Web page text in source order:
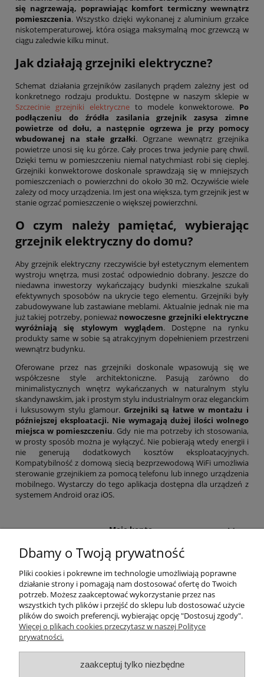
się nagrzewają, poprawiając komfort termiczny wewnątrz
pomieszczenia. Wszystko dzięki wykonanej z aluminium grzałce
niskotemperaturowej, która osiąga maksymalną moc grzewczą w
ciągu zaledwie kilku minut.
Jak działają grzejniki elektryczne?
Schemat działania grzejników zasilanych prądem zależny jest od
konkretnego rodzaju produktu. Dostępne w naszym sklepie w
Szczecinie grzejniki elektryczneto modele konwektorowe. Po
podłączeniu do źródła zasilania grzejnik zasysa zimne
powietrze od dołu, a następnie ogrzewa je przy pomocy
wbudowanej na stałe grzałki. Ogrzane wewnątrz grzejnika
powietrze unosi się ku górze. Cały proces trwa jedynie parę chwil.
Dzięki temu w pomieszczeniu niemal natychmiast robi się cieplej.
Grzejniki konwektorowe doskonale sprawdzają się w mniejszych
pomieszczeniach o powierzchni do około 30 m2. Oczywiście wiele
zależy od mocy urządzenia. Im jest ona większa, tym grzejnik jest w
stanie ogrzać pomieszczenie o większej powierzchni.
O czym należy pamiętać, wybierając
grzejnik elektryczny do domu?
Aby grzejnik elektryczny rzeczywiście był estetycznym elementem
wystroju wnętrza, musi zostać odpowiednio dobrany. Jeszcze do
niedawna inwestorzy wykańczający budynki mieszkalne szukali
efektywnych sposobów na ukrycie tego elementu. Grzejniki były
zabudowywane lub zastawiane meblami. Aktualnie jednak nie ma
już takiej potrzeby, ponieważ nowoczesne grzejniki elektryczne
wyróżniają się stylowym wyglądem. Dostępne na rynku
produkty same w sobie są atrakcyjnym dopełnieniem przestrzeni
wewnątrz budynku.
Oferowane przez nas grzejniki doskonale wpasowują się we
współczesne style architektoniczne. Pasują zarówno do
minimalistycznych wnętrz wykańczanych w naturalnym stylu
skandynawskim, jak i prostym stylu industrialnym oraz eleganckim
i luksusowym stylu glamour. Grzejniki są łatwe w montażu i
późniejszej eksploatacji. Nie wymagają dużej ilości wolnego
miejsca w pomieszczeniu. Gdy nie ma potrzeby ich stosowania,
w prosty sposób można je wyłączyć. Nie pobierają wtedy energii i
nie generują dodatkowych kosztów eksploatacyjnych.
Kompatybilność z domową siecią bezprzewodową WiFi umożliwia
sterowanie grzejnikiem za pomocą telefonu lub innego urządzenia
mobilnego. Wystarczy do tego aplikacja dostępna dla urządzeń z
systemem Android oraz iOS.
Moje konto
Informacje
Płatności i dostawa
Nasza firma
MM ECO-SOLUTIONSul. Grabowa 9/U270-761 Szczecin
Dbamy o Twoją prywatność
Pliki cookies i pokrewne im technologie umożliwiają poprawne
działanie strony i pomagają nam dostosować ofertę do Twoich
potrzeb. Możesz zaakceptować wykorzystanie przez nas
wszystkich tych plików i przejść do sklepu lub dostosować użycie
plików do swoich preferencji, wybierając opcję "Dostosuj zgody".
Więcej o plikach cookies przeczytasz w naszej Polityce
prywatności.
zaakceptuj tylko niezbędne